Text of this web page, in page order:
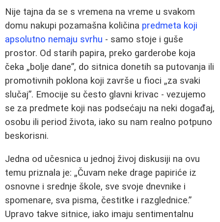
Nije tajna da se s vremena na vreme u svakom
domu nakupi pozamašna količina predmeta koji
apsolutno nemaju svrhu - samo stoje i guše
prostor. Od starih papira, preko garderobe koja
čeka „bolje dane”, do sitnica donetih sa putovanja ili
promotivnih poklona koji završe u fioci „za svaki
slučaj”. Emocije su često glavni krivac - vezujemo
se za predmete koji nas podsećaju na neki događaj,
osobu ili period života, iako su nam realno potpuno
beskorisni.
Jedna od učesnica u jednoj živoj diskusiji na ovu
temu priznala je: „Čuvam neke drage papiriće iz
osnovne i srednje škole, sve svoje dnevnike i
spomenare, sva pisma, čestitke i razglednice.”
Upravo takve sitnice, iako imaju sentimentalnu